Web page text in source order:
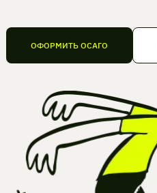
ОФОРМИТЬ ОСАГО